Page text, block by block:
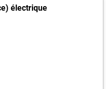
électrique